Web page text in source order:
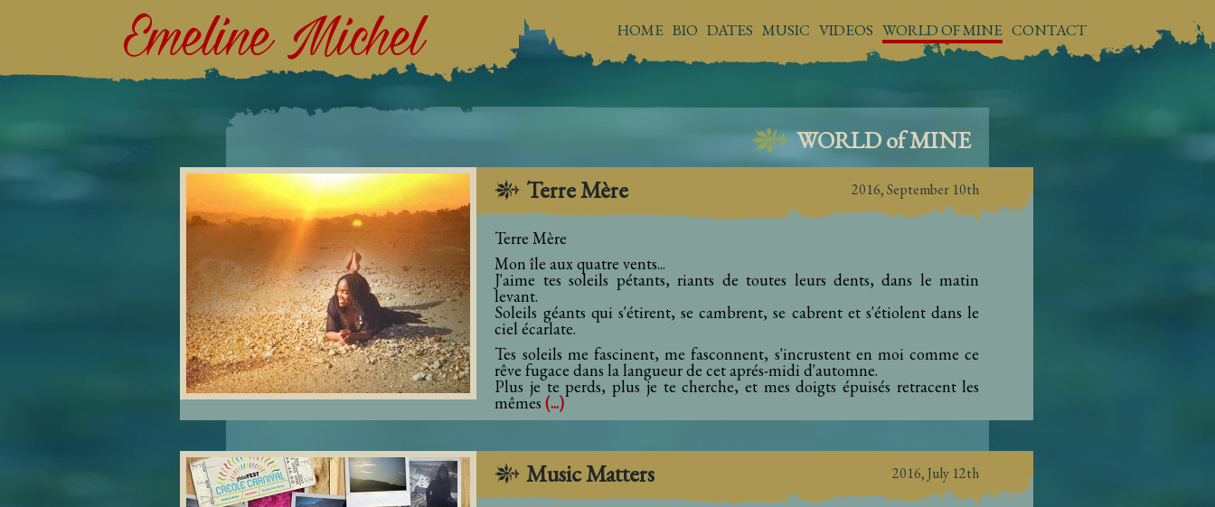
HOME BIO DATES MUSIC VIDEOS WORLD OF MINE CONTACT
WORLDofMINE
Terre Mère
2016, September 10th
Terre Mère
Mon île aux quatre vents...
J'aime tes soleils pétants, riants de toutes leurs dents, dans le matin
levant.
Soleils géants qui s'étirent, se cambrent, se cabrent et s'étiolent dans le
ciel écarlate.
Tes soleils me fascinent, me fasconnent, s'incrustent en moi comme ce
rêve fugace dans la langueur de cet aprés-midi d'automne.
Plus je te perds, plus je te cherche, et mes doigts épuisés retracent les
mêmes(...)
Music Matters 2016, July 12th